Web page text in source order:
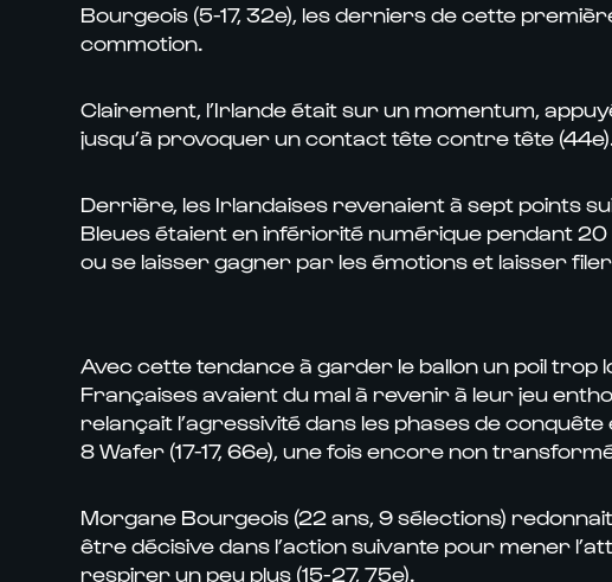
Bourgeois (5-17, 32e), les derniers de cette
commotion.
Clairement, l’Irlande était sur un momentum,
jusqu’à provoquer un contact tête contre tête
Derrière, les Irlandaises revenaient à sept points
Bleues étaient en infériorité numérique pendant
ou se laisser gagner par les émotions et laisser
Avec cette tendance à garder le ballon un poil trop
Françaises avaient du mal à revenir à leur jeu
relançait l’agressivité dans les phases de
8 Wafer (17-17, 66e), une fois encore non
Morgane Bourgeois (22 ans, 9 sélections)
être décisive dans l’action suivante pour mener
respirer un peu plus (15-27, 75e).